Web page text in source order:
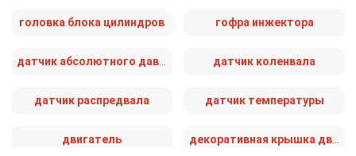
головка блока цилиндров гофра инжектора
датчик коленвала
датчик распредвала датчик температуры
двигатель